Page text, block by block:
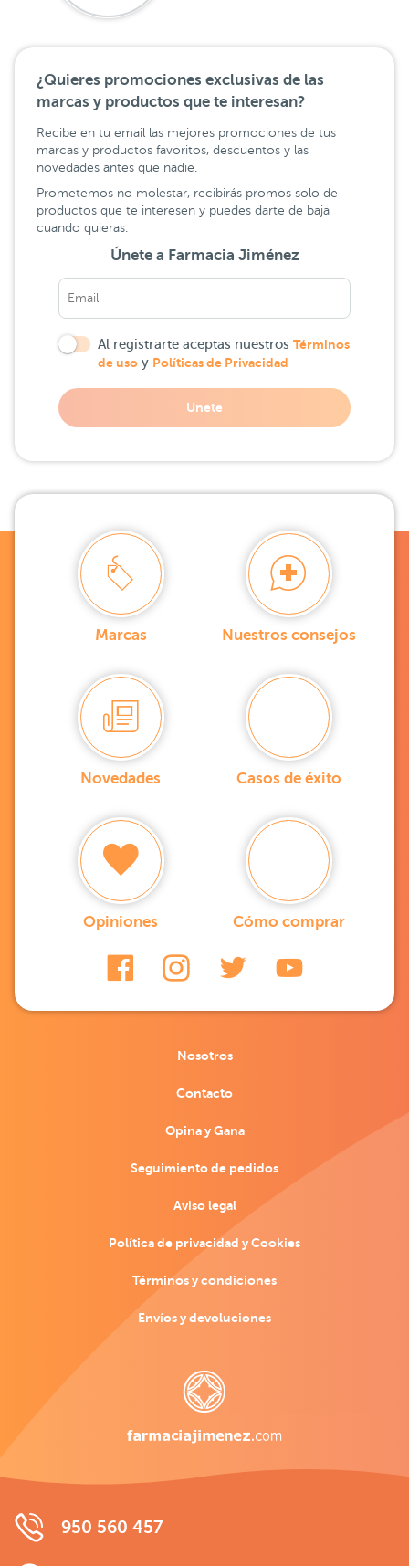
¿Quieres promociones exclusivas de las
marcas y productos que te interesan?
Recibe en tu email las mejores promociones de tus
marcas y productos favoritos, descuentos y las
novedades antes que nadie.
Prometemos no molestar, recibirás promos solo de
productos que te interesen y puedes darte de baja
cuando quieras.
Únete a Farmacia Jiménez
Al registrarte aceptas nuestros Términos
de uso y Políticas de Privacidad
Unete
Marcas Nuestros consejos
Novedades Casos de éxito
Opiniones Cómo comprar
Nosotros
Contacto
Opina y Gana
Seguimiento de pedidos
Aviso legal
Política de privacidad y Cookies
Términos y condiciones
Envíos y devoluciones
950 560 457